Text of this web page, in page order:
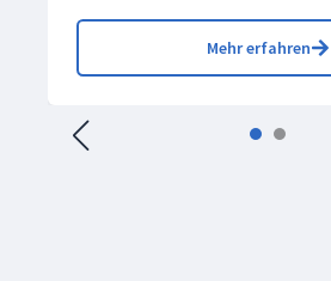
Mehr erfahren